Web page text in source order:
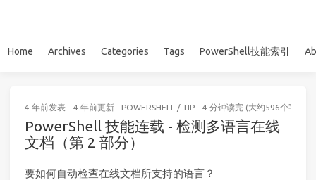
Home Archives Categories Tags PowerShell技能索引
4 年前发表 4 年前更新 POWERSHELL / TIP 4 分钟读完 (大约596个字)
PowerShell 技能连载 - 检测多语言在线
文档（第 2 部分）
要如何自动检查在线文档所支持的语言？